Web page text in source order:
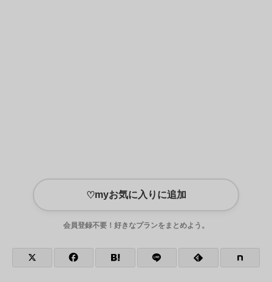
♡myお気に入りに追加
会員登録不要！好きなプランをまとめよう。